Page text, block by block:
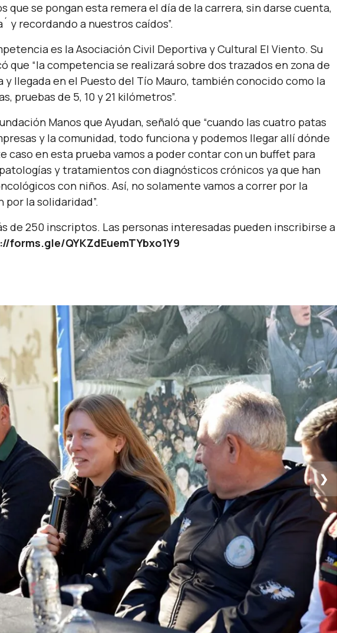
que se pongan esta remera el día de la carrera, sin darse cuenta,
y recordando a nuestros caídos”.
es la Asociación Civil Deportiva y Cultural El Viento. Su
que “la competencia se realizará sobre dos trazados en zona de
llegada en el Puesto del Tío Mauro, también conocido como la
pruebas de 5, 10 y 21 kilómetros”.
Manos que Ayudan, señaló que “cuando las cuatro patas
y la comunidad, todo funciona y podemos llegar allí dónde
caso en esta prueba vamos a poder contar con un buffet para
y tratamientos con diagnósticos crónicos ya que han
con niños. Así, no solamente vamos a correr por la
la solidaridad”.
de 250 inscriptos. Las personas interesadas pueden inscribirse a
forms.gle/QYKZdEuemTYbxo1Y9
❯